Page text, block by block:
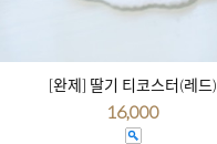
[완제] 딸기 티코스터(레드)
16,000